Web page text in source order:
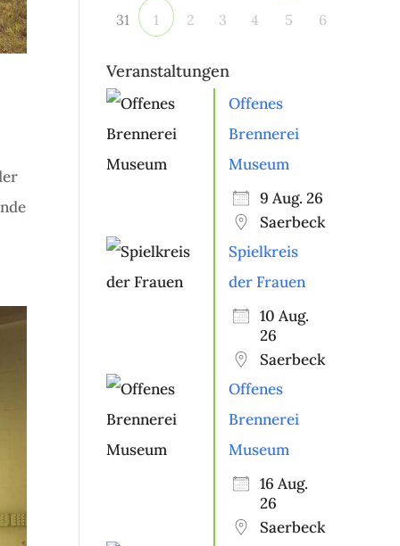
31 1 2 3 4 5 6
Veranstaltungen
Offenes
Brennerei
Museum
9 Aug. 26
Saerbeck
Spielkreis
der Frauen
10 Aug.
26
Saerbeck
Offenes
Brennerei
Museum
16 Aug.
26
Saerbeck